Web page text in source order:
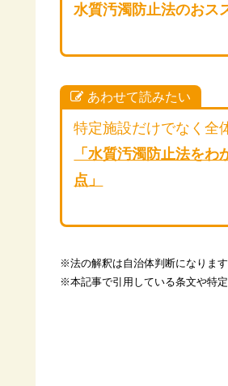
水質汚濁防止法のおス
あわせて読みたい
特定施設だけでなく全
「水質汚濁防止法を
点」
※法の解釈は自治体判断になりま
※本記事で引用している条文や特